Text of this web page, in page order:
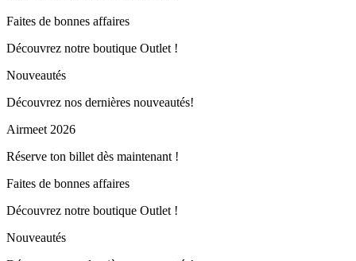
Faites de bonnes affaires
Découvrez notre boutique Outlet !
Nouveautés
Découvrez nos dernières nouveautés!
Airmeet 2026
Réserve ton billet dès maintenant !
Faites de bonnes affaires
Découvrez notre boutique Outlet !
Nouveautés